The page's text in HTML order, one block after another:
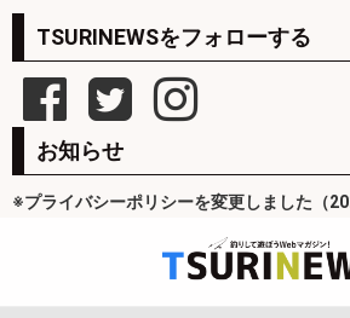
TSURINEWSをフォローする
お知らせ
※プライバシーポリシーを変更しました（